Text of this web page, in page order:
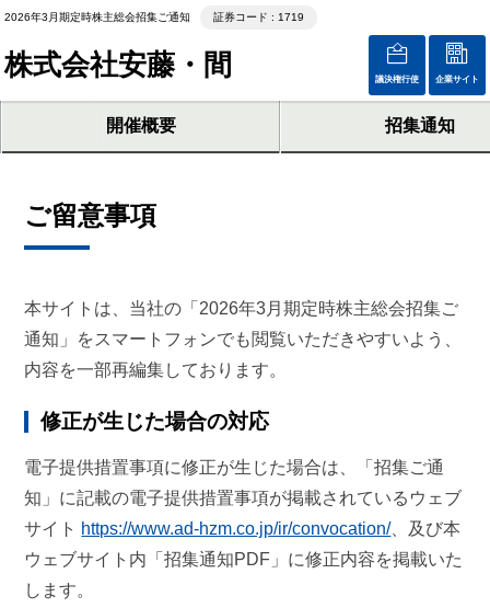
2026年3月期定時株主総会招集ご通知 証券コード : 1719
株式会社安藤・間 議決権行使 企業サイト
開催概要 招集通知
ご留意事項
本サイトは、当社の「2026年3月期定時株主総会招集ご
通知」をスマートフォンでも閲覧いただきやすいよう、
内容を一部再編集しております。
修正が生じた場合の対応
電子提供措置事項に修正が生じた場合は、「招集ご通
知」に記載の電子提供措置事項が掲載されているウェブ
サイト https://www.ad-hzm.co.jp/ir/convocation/、及び本
ウェブサイト内「招集通知PDF」に修正内容を掲載いた
します。